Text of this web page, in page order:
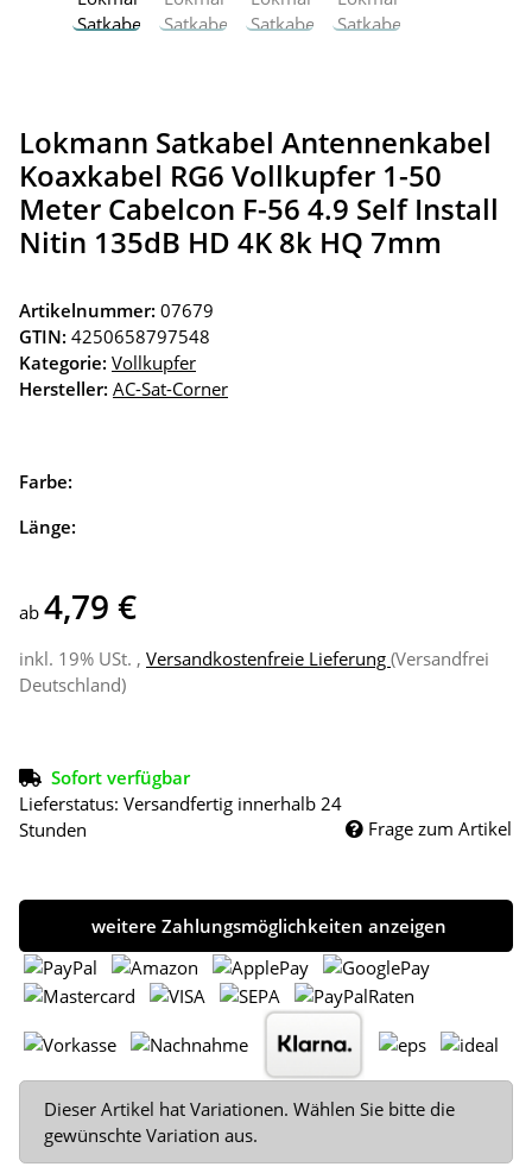
Lokmann Satkabel Antennenkabel
Koaxkabel RG6 Vollkupfer 1-50
Meter Cabelcon F-56 4.9 Self Install
Nitin 135dB HD 4K 8k HQ 7mm
Artikelnummer: 07679
GTIN: 4250658797548
Kategorie: Vollkupfer
Hersteller: AC-Sat-Corner
Farbe:
Länge:
ab 4,79 €
inkl. 19% USt. , Versandkostenfreie Lieferung (Versandfrei
Deutschland)
Sofort verfügbar
Lieferstatus: Versandfertig innerhalb 24
Stunden
Frage zum Artikel
weitere Zahlungsmöglichkeiten anzeigen
x
Dieser Artikel hat Variationen. Wählen Sie bitte die
gewünschte Variation aus.